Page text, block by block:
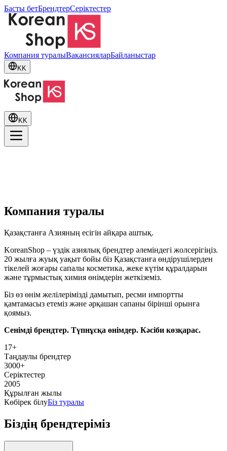
Басты бетБрендтерСеріктестер
Компания туралыВакансияларБайланыстар
KK
KK
Компания туралы
Қазақстанға Азияның есігін айқара аштық.
KoreanShop – үздік азиялық брендтер әлеміндегі жолсерігіңіз.
20 жылға жуық уақыт бойы біз Қазақстанға өндірушілерден
тікелей жоғары сапалы косметика, жеке күтім құралдарын
және тұрмыстық химия өнімдерін жеткіземіз.
Біз өз өнім желілерімізді дамытып, ресми импортты
қамтамасыз етеміз және әрқашан сапаны бірінші орынға
қоямыз.
Сенімді брендтер. Түпнұсқа өнімдер. Кәсіби көзқарас.
17+
Таңдаулы брендтер
3000+
Серіктестер
2005
Құрылған жылы
Көбірек білуБіз туралы
Біздің брендтеріміз